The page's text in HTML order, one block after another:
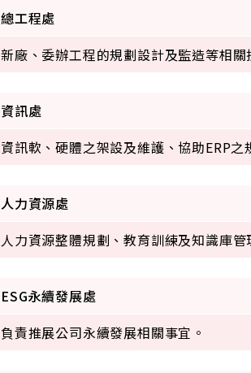
總工程處
新廠、委辦工程的規劃設計及監造等相
資訊處
資訊軟、硬體之架設及維護、協助ERP之
人力資源處
人力資源整體規劃、教育訓練及知識庫管
ESG永續發展處
負責推展公司永續發展相關事宜。